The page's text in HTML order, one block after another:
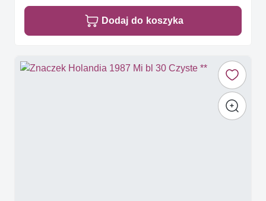
Dodaj do koszyka